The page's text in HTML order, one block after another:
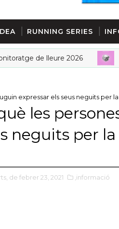
RUNNING SERIES
de lleure 2026
expressar els seus neguits per
les
neguits per
de febrer 23, 2021 ,informació